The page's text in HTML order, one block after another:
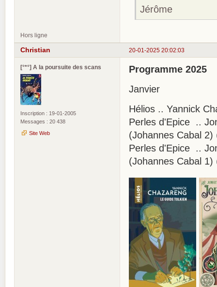
Jérôme
Hors ligne
20-01-2025 20:02:03
Christian
[°*°] A la poursuite des scans
Inscription : 19-01-2005
Messages : 20 438
Site Web
Programme 2025
Janvier
Hélios .. Yannick
Perles d'Epice ..
(Johannes Cabal
Perles d'Epice ..
(Johannes Cabal